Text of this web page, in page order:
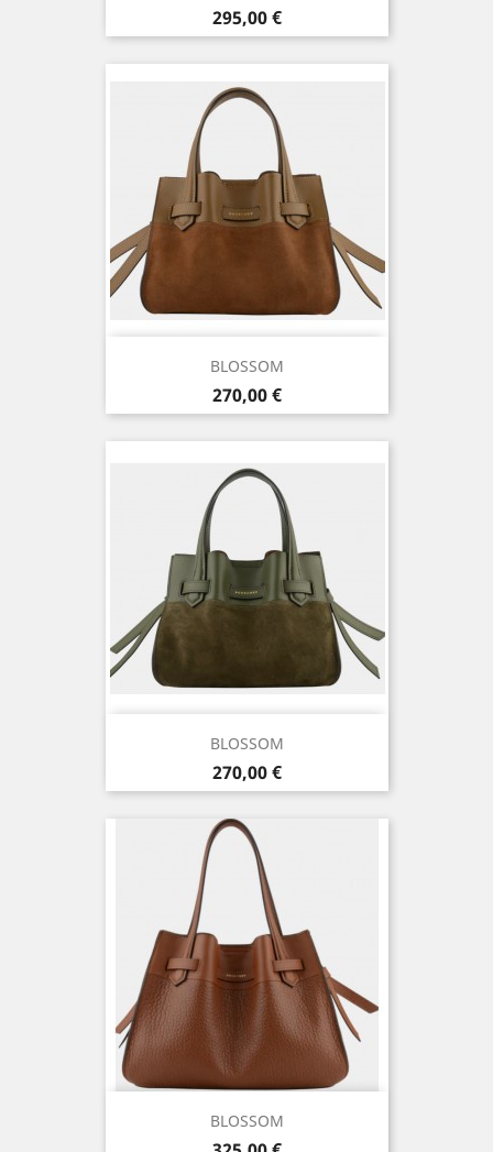
Prix
295,00 €
BLOSSOM
Prix
270,00 €
BLOSSOM
Prix
270,00 €
BLOSSOM